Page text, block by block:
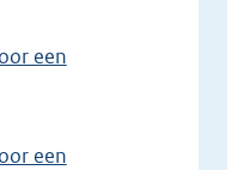
een
een